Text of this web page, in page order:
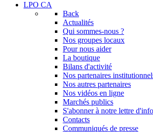
LPO CA
Back
Actualités
Qui sommes-nous ?
Nos groupes locaux
Pour nous aider
La boutique
Bilans d'activité
Nos partenaires
Nos autres partenaires
Nos vidéos en ligne
Marchés publics
S'abonner à notre lettre
Contacts
Communiqués de presse